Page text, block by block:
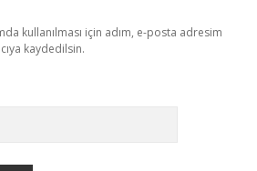
kullanılması için adım, e-posta adresim
kaydedilsin.